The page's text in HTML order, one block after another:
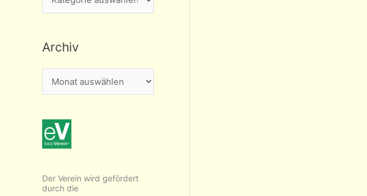
k
u
e
s
Archiv
r
h
i
Der Verein wird gefördert
durch die